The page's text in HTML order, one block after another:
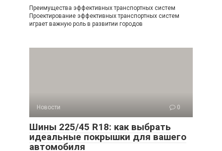
Преимущества эффективных транспортных систем
Проектирование эффективных транспортных систем
играет важную роль в развитии городов
Новости 0
Шины 225/45 R18: как выбрать
идеальные покрышки для вашего
автомобиля